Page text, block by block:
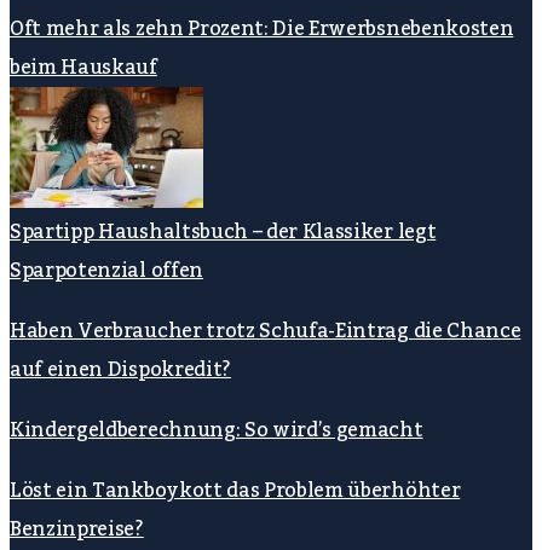
Oft mehr als zehn Prozent: Die Erwerbsnebenkosten
beim Hauskauf
Spartipp Haushaltsbuch – der Klassiker legt
Sparpotenzial offen
Haben Verbraucher trotz Schufa-Eintrag die Chance
auf einen Dispokredit?
Kindergeldberechnung: So wird’s gemacht
Löst ein Tankboykott das Problem überhöhter
Benzinpreise?